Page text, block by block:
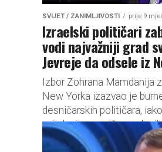
SVIJET / ZANIMLJIVOSTI prije 9
Izraelski političari
vodi najvažniji grad
Jevreje da odsele iz
Izbor Zohrana Mamdanija
New Yorka izazvao je
desničarskih političara,
uvijek nije zvanično